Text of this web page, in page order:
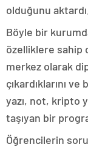
olduğunu aktardı.
Böyle bir
özelliklere sahip
merkez olarak
çıkardıklarını
yazı, not, kripto
taşıyan bir
Öğrencilerin